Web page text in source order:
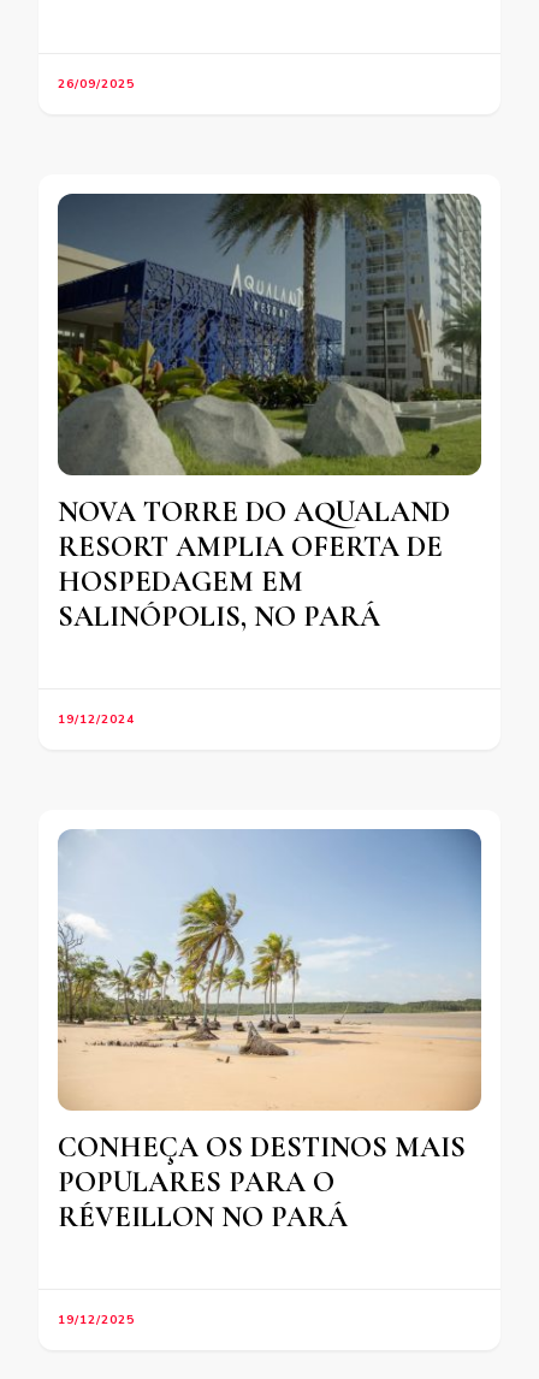
26/09/2025
NOVA TORRE DO AQUALAND
RESORT AMPLIA OFERTA DE
HOSPEDAGEM EM
SALINÓPOLIS, NO PARÁ
19/12/2024
CONHEÇA OS DESTINOS MAIS
POPULARES PARA O
RÉVEILLON NO PARÁ
19/12/2025